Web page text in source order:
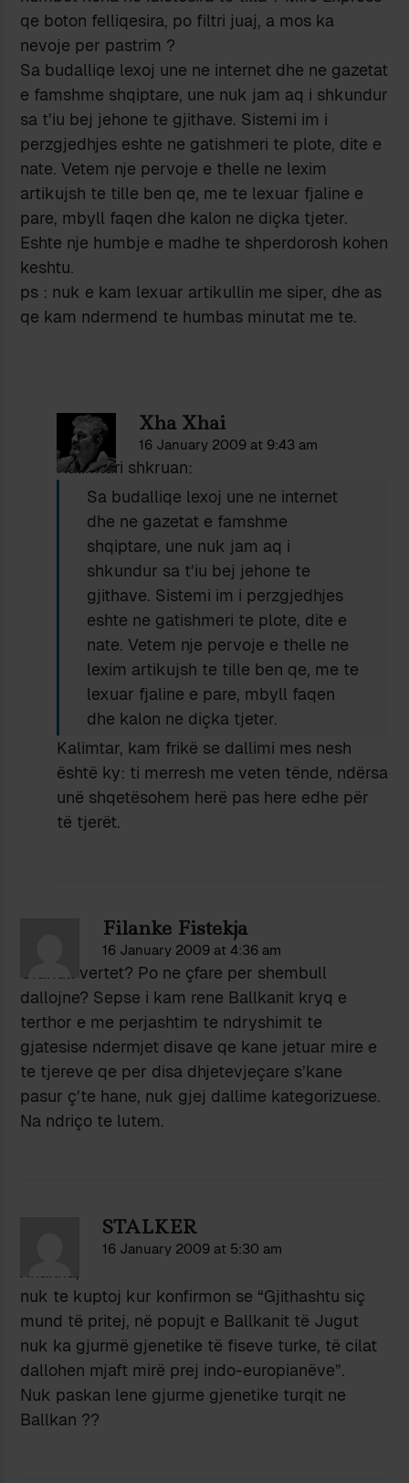
qe boton felliqesira, po filtri juaj, a mos ka
nevoje per pastrim ?
Sa budalliqe lexoj une ne internet dhe ne gazetat
e famshme shqiptare, une nuk jam aq i shkundur
sa t’iu bej jehone te gjithave. Sistemi im i
perzgjedhjes eshte ne gatishmeri te plote, dite e
nate. Vetem nje pervoje e thelle ne lexim
artikujsh te tille ben qe, me te lexuar fjaline e
pare, mbyll faqen dhe kalon ne diçka tjeter.
Eshte nje humbje e madhe te shperdorosh kohen
keshtu.
ps : nuk e kam lexuar artikullin me siper, dhe as
qe kam ndermend te humbas minutat me te.
Xha Xhai
16 January 2009 at 9:43 am
Kalimtari shkruan:
Sa budalliqe lexoj une ne internet
dhe ne gazetat e famshme
shqiptare, une nuk jam aq i
shkundur sa t’iu bej jehone te
gjithave. Sistemi im i perzgjedhjes
eshte ne gatishmeri te plote, dite e
nate. Vetem nje pervoje e thelle ne
lexim artikujsh te tille ben qe, me te
lexuar fjaline e pare, mbyll faqen
dhe kalon ne diçka tjeter.
Kalimtar, kam frikë se dallimi mes nesh
është ky: ti merresh me veten tënde, ndërsa
unë shqetësohem herë pas here edhe për
të tjerët.
Filanke Fistekja
16 January 2009 at 4:36 am
Orakull vertet? Po ne çfare per shembull
dallojne? Sepse i kam rene Ballkanit kryq e
terthor e me perjashtim te ndryshimit te
gjatesise ndermjet disave qe kane jetuar mire e
te tjereve qe per disa dhjetevjeçare s’kane
pasur ç’te hane, nuk gjej dallime kategorizuese.
Na ndriço te lutem.
STALKER
16 January 2009 at 5:30 am
Xhaxha,
nuk te kuptoj kur konfirmon se “Gjithashtu siç
mund të pritej, në popujt e Ballkanit të Jugut
nuk ka gjurmë gjenetike të fiseve turke, të cilat
dallohen mjaft mirë prej indo-europianëve”.
Nuk paskan lene gjurme gjenetike turqit ne
Ballkan ??